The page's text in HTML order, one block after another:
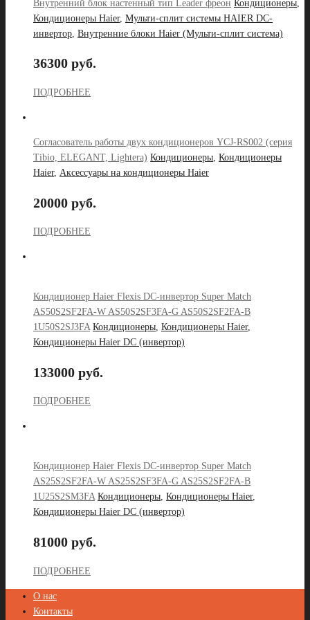
Внутренний блок настенный тип Leader фреон Кондиционеры
Кондиционеры Haier, Мульти-сплит системы HAIER DC-
инвертор Внутренние блоки Haier (Мульти-сплит система)
36300 руб.
ПОДРОБНЕЕ
Согласователь работы двух кондиционеров YCJ-RS002 (серия
Tibio, ELEGANT, Lightera) Кондиционеры, Кондиционеры
Haier, Аксессуары на кондиционеры Haier
20000 руб.
ПОДРОБНЕЕ
Кондиционер Haier Flexis DC-инвертор Super Match
AS50S2SF2FA-W AS50S2SF3FA-G AS50S2SF2FA-B
1U50S2SJ3FA Кондиционеры, Кондиционеры Haier,
Кондиционеры Haier DC (инвертор)
133000 руб.
ПОДРОБНЕЕ
Кондиционер Haier Flexis DC-инвертор Super Match
AS25S2SF2FA-W AS25S2SF3FA-G AS25S2SF2FA-B
1U25S2SM3FA Кондиционеры, Кондиционеры Haier,
Кондиционеры Haier DC (инвертор)
81000 руб.
ПОДРОБНЕЕ
О нас
Контакты